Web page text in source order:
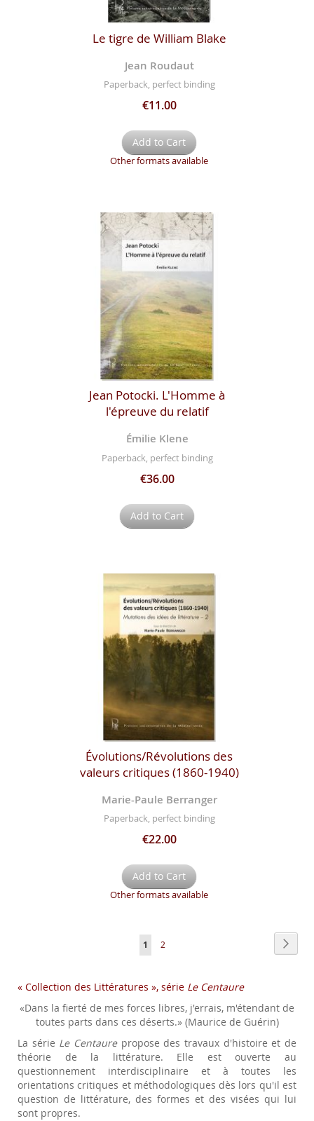
Le tigre de William Blake
Jean Roudaut
Paperback, perfect binding
€11.00
Add to Cart
Other formats available
Jean Potocki. L'Homme à
l'épreuve du relatif
Émilie Klene
Paperback, perfect binding
€36.00
Add to Cart
Évolutions/Révolutions des
valeurs critiques (1860-1940)
Marie-Paule Berranger
Paperback, perfect binding
€22.00
Add to Cart
Other formats available
Page
You're
reading
page
1 Page
2
« Collection des Littératures », série Le Centaure
«Dans la fierté de mes forces libres, j'errais, m'étendant de
toutes parts dans ces déserts.» (Maurice de Guérin)
La série Le Centaurepropose des travaux d'histoire et de
théorie de la littérature. Elle est ouverte au
questionnement interdisciplinaire et à toutes les
orientations critiques et méthodologiques dès lors qu'il est
question de littérature, des formes et des visées qui lui
sont propres.